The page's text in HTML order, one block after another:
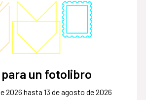
un fotolibro
2026 hasta 13 de agosto de 2026